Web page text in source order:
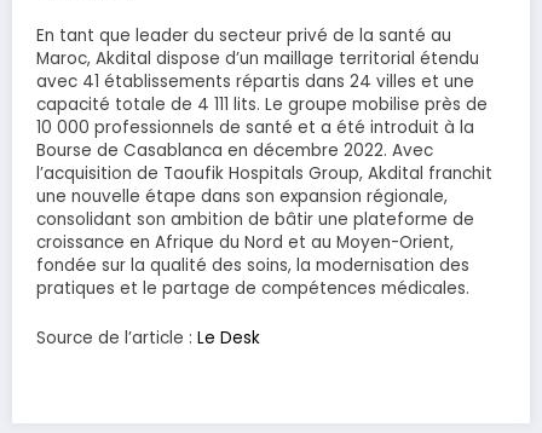
En tant que leader du secteur privé de la santé au
Maroc, Akdital dispose d’un maillage territorial étendu
avec 41 établissements répartis dans 24 villes et une
capacité totale de 4 111 lits. Le groupe mobilise près de
10 000 professionnels de santé et a été introduit à la
Bourse de Casablanca en décembre 2022. Avec
l’acquisition de Taoufik Hospitals Group, Akdital franchit
une nouvelle étape dans son expansion régionale,
consolidant son ambition de bâtir une plateforme de
croissance en Afrique du Nord et au Moyen-Orient,
fondée sur la qualité des soins, la modernisation des
pratiques et le partage de compétences médicales.
Source de l’article : Le Desk